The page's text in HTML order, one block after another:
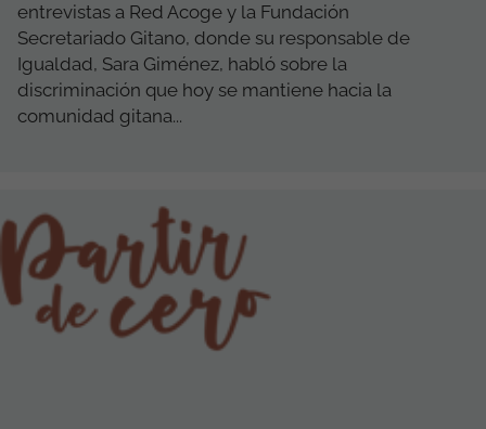
entrevistas a Red Acoge y la Fundación
Secretariado Gitano, donde su responsable de
Igualdad, Sara Giménez, habló sobre la
discriminación que hoy se mantiene hacia la
comunidad gitana...